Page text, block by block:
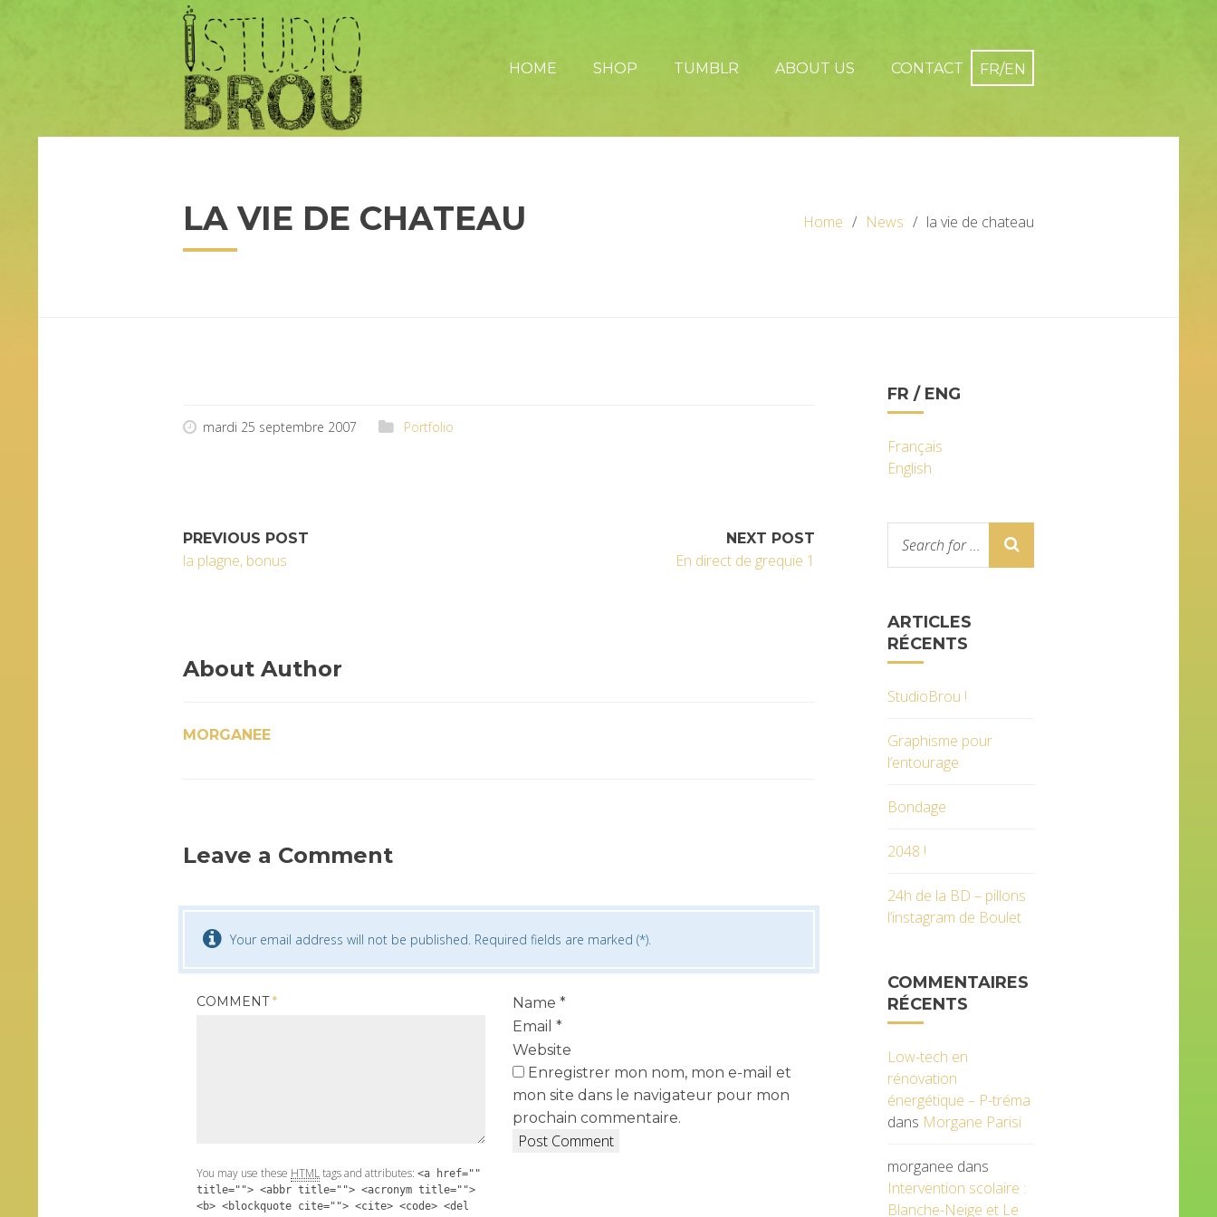
HOME SHOP TUMBLR ABOUT US CONTACT
LA VIE DE CHATEAU Home News la vie de chateau
mardi 25 septembre 2007 Portfolio
PREVIOUS POST
la plagne, bonus
NEXT POST
En direct de grequie 1
About Author
MORGANEE
Leave a Comment
Your email address will not be published. Required fields are marked (*).
COMMENT*
You may use these HTMLtags and attributes: <a href=""
title=""> <abbr title=""> <acronym title="">
<b> <blockquote cite=""> <cite> <code> <del
Name *
Email *
Website
Enregistrer mon nom, mon e-mail et
mon site dans le navigateur pour mon
prochain commentaire.
FR / ENG
Français
English
ARTICLES
RÉCENTS
StudioBrou !
Graphisme pour
l’entourage
Bondage
2048 !
24h de la BD – pillons
l’instagram de Boulet
COMMENTAIRES
RÉCENTS
Low-tech en
rénovation
énergétique – P-tréma
dans Morgane Parisi
morganee dans
Intervention scolaire :
Blanche-Neige et Le